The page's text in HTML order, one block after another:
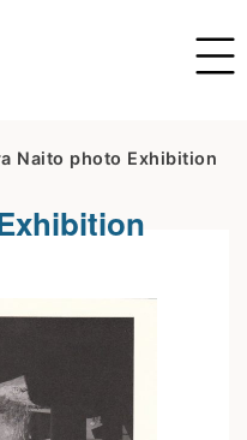
Naito photo Exhibition